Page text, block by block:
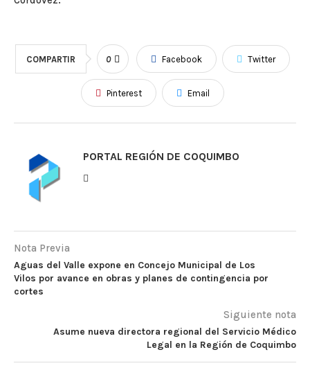
COMPARTIR 0 Facebook Twitter
Pinterest Email
PORTAL REGIÓN DE COQUIMBO
Nota Previa
Aguas del Valle expone en Concejo Municipal de Los
Vilos por avance en obras y planes de contingencia por
cortes
Siguiente nota
Asume nueva directora regional del Servicio Médico
Legal en la Región de Coquimbo